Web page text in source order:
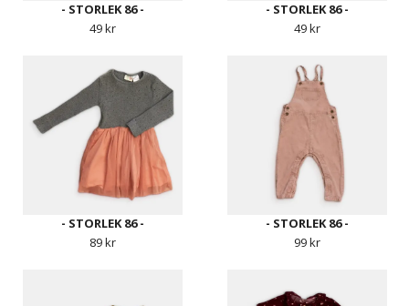
- STORLEK 86 -
49 kr
- STORLEK 86 -
49 kr
- STORLEK 86 -
89 kr
- STORLEK 86 -
99 kr